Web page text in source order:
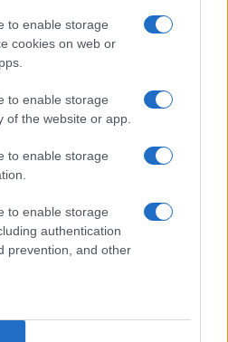
to enable storage
cookies on web or
to enable storage
of the website or app.
to enable storage
to enable storage
authentication
prevention, and other
delle questioni della
nostra vicinanza vada, in
a tutte le persone che
forme di violenza fra le
la forma più turpe e
19 maggio 2026
Whatsapp. È
(gratis).